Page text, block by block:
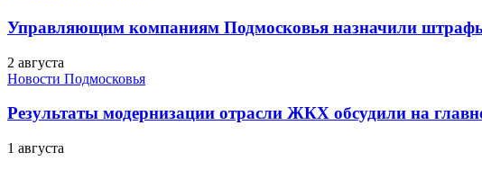
Управляющим компаниям Подмосковья назначили
2 августа
Новости Подмосковья
Результаты модернизации отрасли ЖКХ обсудили на
1 августа